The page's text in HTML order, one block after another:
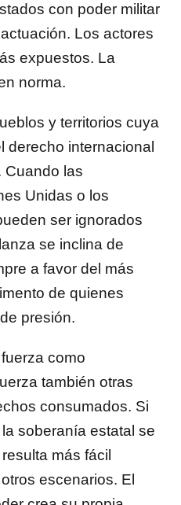
con poder militar
Los actores
expuestos. La
norma.
y territorios cuya
derecho internacional
Cuando las
Unidas o los
ser ignorados
se inclina de
a favor del más
de quienes
presión.
como
también otras
consumados. Si
soberanía estatal se
más fácil
escenarios. El